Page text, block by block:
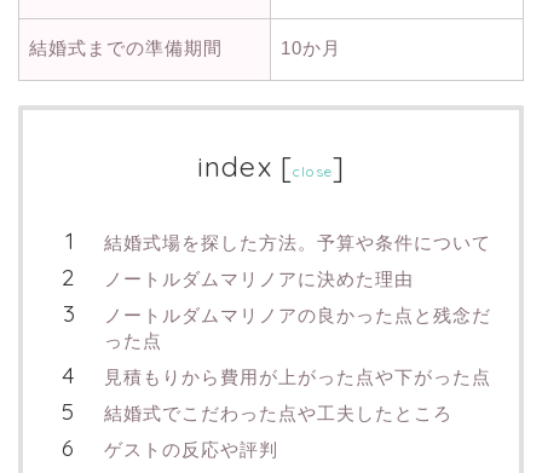
結婚式までの準備期間 10か月
index [close]
結婚式場を探した方法。予算や条件について
ノートルダムマリノアに決めた理由
ノートルダムマリノアの良かった点と残念だ
った点
見積もりから費用が上がった点や下がった点
結婚式でこだわった点や工夫したところ
ゲストの反応や評判